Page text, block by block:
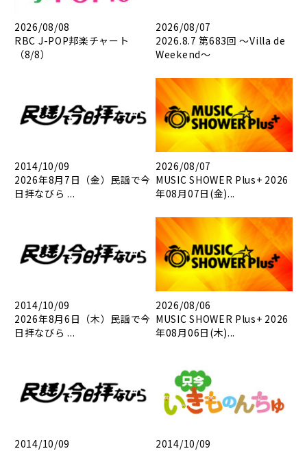
2026/08/08
RBC J-POP邦楽チャート
（8/8）
2026/08/07
2026.8.7 第683回 ～Villa de
Weekend～
2014/10/09
2026年8月7日（金）民謡で今
日拝なびら ...
2026/08/07
MUSIC SHOWER Plus+ 2026
年08月07日(金)...
2014/10/09
2026年8月6日（木）民謡で今
日拝なびら ...
2026/08/06
MUSIC SHOWER Plus+ 2026
年08月06日(木)...
2014/10/09
2014/10/09